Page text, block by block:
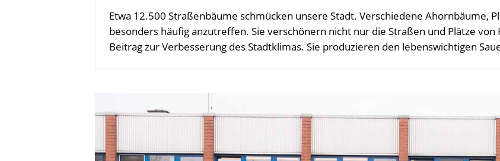
Etwa 12.500 Straßenbäume schmücken unsere Stadt. Verschiedene Ahornbäume,
besonders häufig anzutreffen. Sie verschönern nicht nur die Straßen und Plätze
Beitrag zur Verbesserung des Stadtklimas. Sie produzieren den lebenswichtigen